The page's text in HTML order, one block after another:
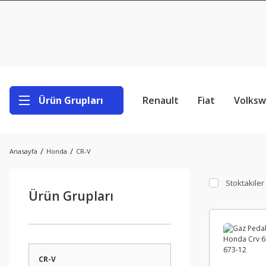
Ürün Grupları Renault Fiat
Anasayfa Honda CR-V
Ürün Grupları
CR-V
Stoktakiler